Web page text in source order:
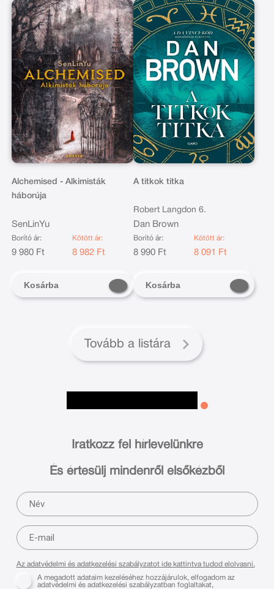
Alchemised - Alkimisták
háborúja
SenLinYu
Borító ár:
9 980 Ft
Kötött ár:
8 982 Ft
Kosárba
A titkok titka
Robert Langdon 6.
Dan Brown
Borító ár:
8 990 Ft
Kötött ár:
8 091 Ft
Kosárba
Tovább a listára
Iratkozz fel hírlevelünkre
És értesülj mindenről elsőkézből
Az adatvédelmi és adatkezelési szabályzatot ide kattintva tudod elolvasni.
A megadott adataim kezeléséhez hozzájárulok, elfogadom az
adatvédelmi és adatkezelési szabályzatban foglaltakat,